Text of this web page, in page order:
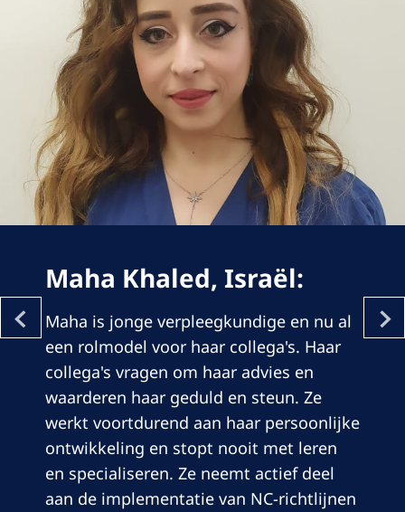
Maha Khaled, Israël:
Maha is jonge verpleegkundige en nu al
een rolmodel voor haar collega's. Haar
collega's vragen om haar advies en
waarderen haar geduld en steun. Ze
werkt voortdurend aan haar persoonlijke
ontwikkeling en stopt nooit met leren
en specialiseren. Ze neemt actief deel
aan de implementatie van NC-richtlijnen